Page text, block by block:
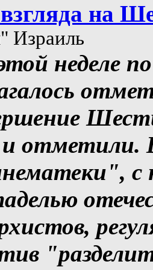
на
Израиль
неделе
отметили.
с